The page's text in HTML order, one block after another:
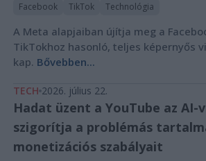
Facebook TikTok Technológia
A Meta alapjaiban újítja meg a
TikTokhoz hasonló, teljes képernyős
kap. Bővebben...
TECH 2026. július 22.
Hadat üzent a YouTube az AI-
szigorítja a problémás
monetizációs szabályait